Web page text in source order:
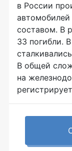
в России
составом. В
33 погибли.
В общей
на